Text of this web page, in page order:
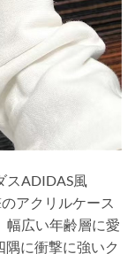
スADIDAS風
アクリルケース
幅広い年齢層に愛
隅に衝撃に強いク